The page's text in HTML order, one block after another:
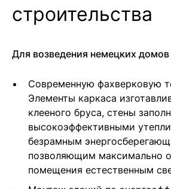
строительства
Для возведения немецких
Современную фахверковую
Элементы каркаса
клееного бруса, стены
высокоэффективными
безрамным
позволяющим максимально
помещения естественным